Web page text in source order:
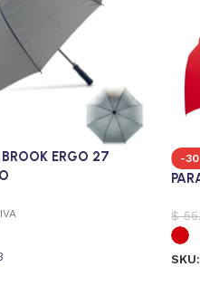
ERGO 27
-
$
SKU: